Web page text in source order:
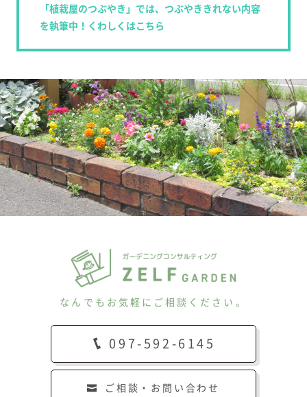
「植栽屋のつぶやき」では、つぶやききれない内容
を執筆中！くわしくはこちら
なんでもお気軽にご相談ください。
097-592-6145
ご相談・お問い合わせ